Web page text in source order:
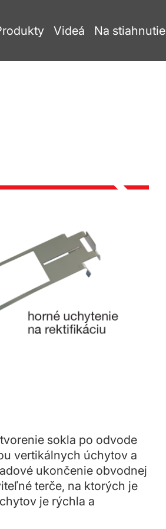
Videá Na stiahnutie
sokla po odvode
vertikálnych úchytov a
ukončenie obvodnej
terče, na ktorých je
je rýchla a